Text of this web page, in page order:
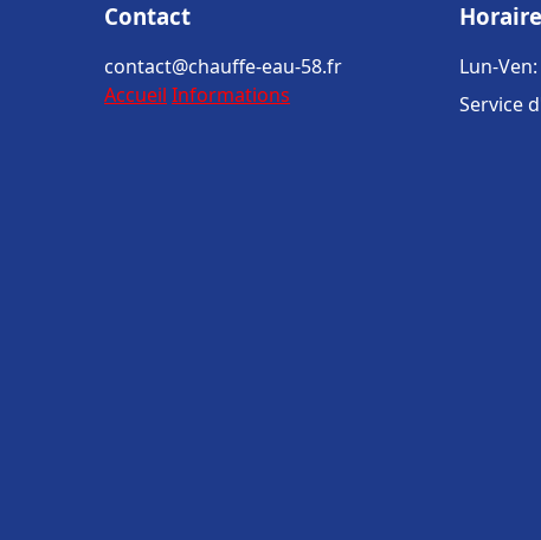
Contact
contact@chauffe-eau-58.fr
Accueil Informations
Lun-
Service